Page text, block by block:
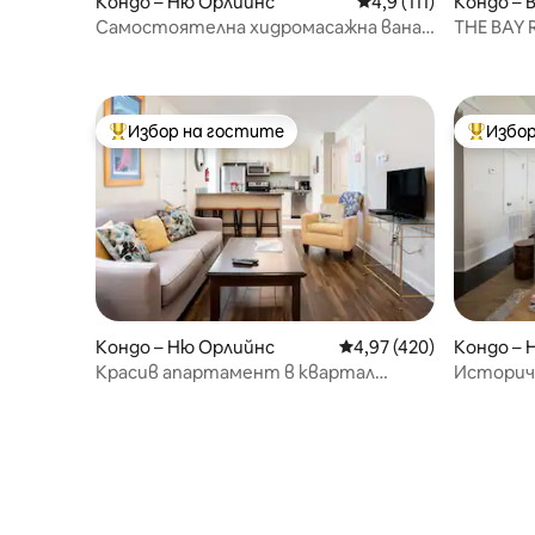
Самостоятелна хидромасажна вана,
THE BAY
Най-популярен избор на гостите
Избор на гостите
Кондо – Ню Орлийнс Средна оценка: 4,97
4,97 (420)
Красив апартамент в квартал
Най-
Кондо –